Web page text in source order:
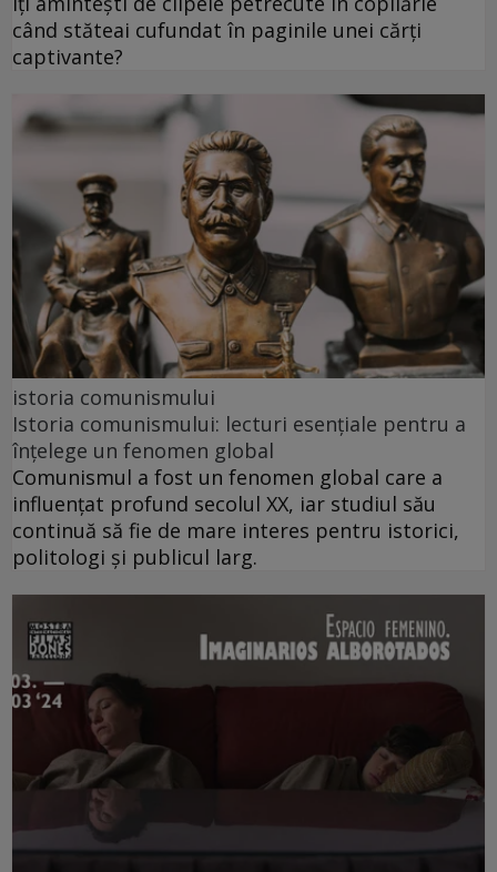
când stăteai cufundat în paginile unei cărți
captivante?
istoria comunismului
Istoria comunismului: lecturi esențiale pentru a
înțelege un fenomen global
Comunismul a fost un fenomen global care a
influențat profund secolul XX, iar studiul său
continuă să fie de mare interes pentru istorici,
politologi și publicul larg.